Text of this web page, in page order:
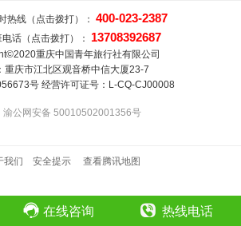
热线（点击拨打）： 400-023-2387
话（点击拨打）： 13708392687
重庆中国青年旅行社有限公司
重庆市江北区观音桥中信大厦23-7
号 经营许可证号：L-CQ-CJ00008
渝公网安备 50010502001356号
我们 安全提示 查看腾讯地图
在线咨询 热线电话